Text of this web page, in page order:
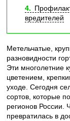
4
вредителей
Метельчатые,
разновидности
Эти многолетние
цветением,
уходе. Сегодня
сортов, которые
регионов России.
превратилась в